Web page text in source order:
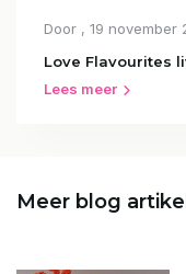
Door , 19 november
Love Flavourites
Lees meer
Meer blog